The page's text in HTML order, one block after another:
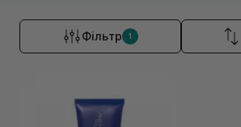
Фільтр 1